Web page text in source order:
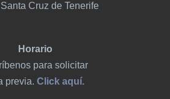
Cruz de Tenerife
Horario
para solicitar
previa. Click aquí.